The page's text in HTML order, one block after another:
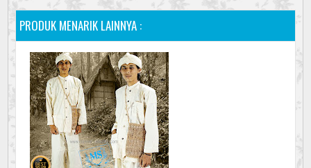
PRODUK MENARIK LAINNYA :